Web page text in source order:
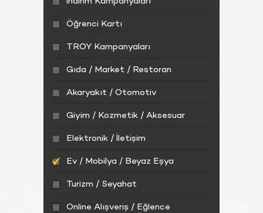
Öğrenci Kartı
TROY Kampanyaları
Gıda / Market / Restoran
Akaryakıt / Otomotiv
Giyim / Kozmetik / Aksesuar
Elektronik / İletişim
Ev / Mobilya / Beyaz Eşya
Turizm / Seyahat
Online Alışveriş / Eğlence